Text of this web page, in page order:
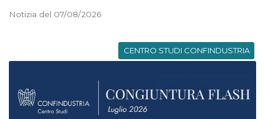
Notizia del 07/08/2026
CENTRO STUDI CONFINDUSTRIA